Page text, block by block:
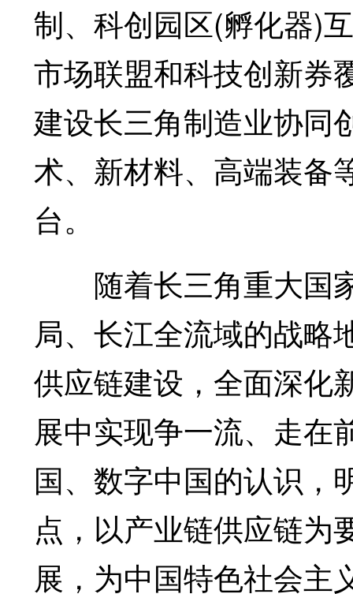
制、科创园区(孵化器)
市场联盟和科技创新券
建设长三角制造业协同
术、新材料、高端装备
台。
随着长三角重大国
局、长江全流域的战略
供应链建设，全面深化
展中实现争一流、走在
国、数字中国的认识，
点，以产业链供应链为
展，为中国特色社会主